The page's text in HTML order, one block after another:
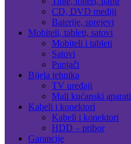
CD, DVD mediji
Baterije, sprejevi
Mobiteli, tableti, satovi
Mobiteli i tableti
Satovi
Punjači
Bijela tehnika
TV uređaji
Mali kućanski aparati
Kabeli i konektori
Kabeli i konektori
HDD – pribor
Garancije